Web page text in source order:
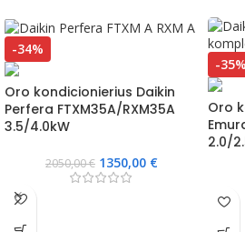
-34%
Oro kondicionierius Daikin
Perfera FTXM35A/RXM35A
3.5/4.0kW
2050,00€ 1350,00 €
-35%
Oro
2.0/